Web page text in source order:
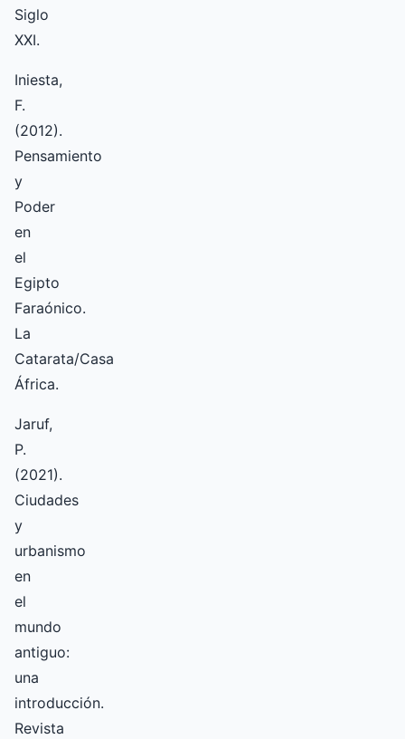
Siglo
XXI.
Iniesta,
F.
(2012).
Pensamiento
y
Poder
en
el
Egipto
Faraónico.
La
Catarata/Casa
África.
Jaruf,
P.
(2021).
Ciudades
y
urbanismo
en
el
mundo
antiguo:
una
introducción.
Revista